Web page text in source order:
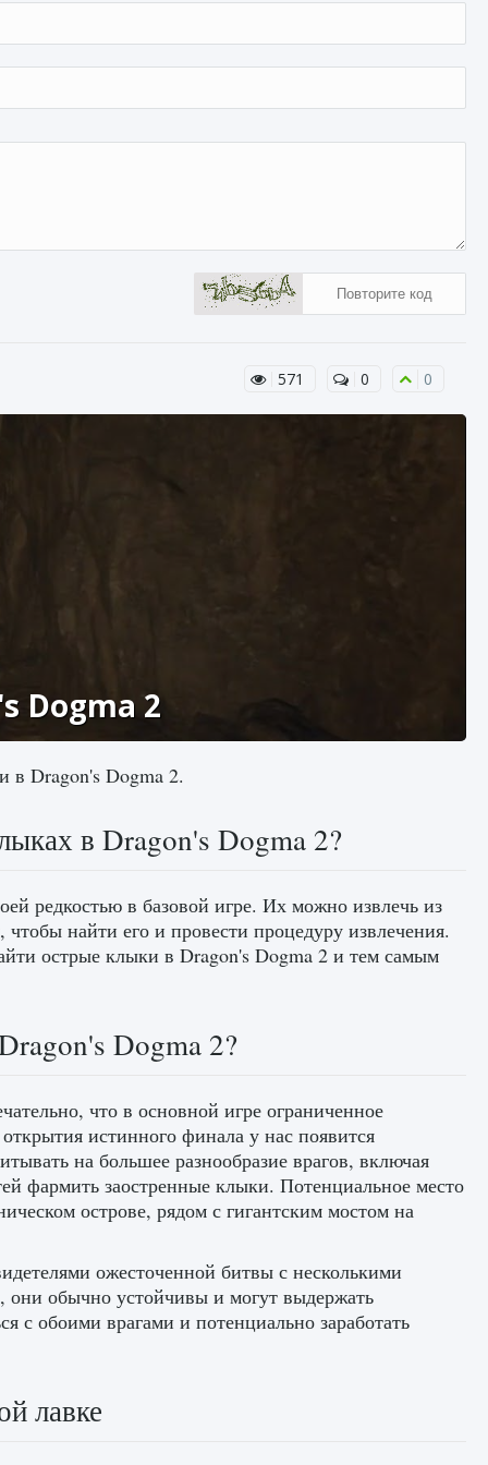
571 0 0
Dogma 2
в Dragon's Dogma 2.
в Dragon's Dogma 2?
редкостью в базовой игре. Их можно извлечь из
найти его и провести процедуру извлечения.
острые клыки в Dragon's Dogma 2 и тем самым
Dogma 2?
что в основной игре ограниченное
истинного финала у нас появится
на большее разнообразие врагов, включая
фармить заостренные клыки. Потенциальное место
острове, рядом с гигантским мостом на
ожесточенной битвы с несколькими
они обычно устойчивы и могут выдержать
с обоими врагами и потенциально заработать
лавке